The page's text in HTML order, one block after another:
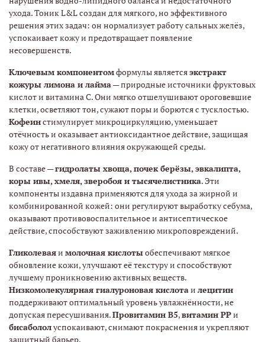
ухода. Тоник L&L создан для мягкого, но эффективного
решения этих задач: он нормализует работу сальных желёз,
успокаивает кожу и предотвращает появление
несовершенств.
Ключевым компонентомформулы являетсяэкстракт
кожуры лимона и лайма— природные источники фруктовых
кислот и витамина С. Они мягко отшелушивают ороговевшие
клетки, осветляют тон, сужают поры и борются с тусклостью.
Кофеинстимулирует микроциркуляцию, уменьшает
отёчность и оказывает антиоксидантное действие, защищая
кожу от негативного влияния окружающей среды.
В составе —гидролаты хвоща, почек берёзы, эвкалипта,
коры ивы, хмеля, зверобоя и тысячелистника. Эти
компоненты издавна применяются для ухода за жирной и
комбинированной кожей: они регулируют выработку себума,
оказывают противовоспалительное и антисептическое
действие, способствуют заживлению микроповреждений.
Гликолеваяи молочная кислотыобеспечивают мягкое
обновление кожи, улучшают её текстуру и способствуют
лучшему проникновению активных веществ.
Низкомолекулярная гиалуроновая кислотаи лецитин
поддерживают оптимальный уровень увлажнённости, не
допуская пересушивания.Провитамин В5,витамин РРи
бисабололуспокаивают, снимают покраснения и укрепляют
защитный барьер.